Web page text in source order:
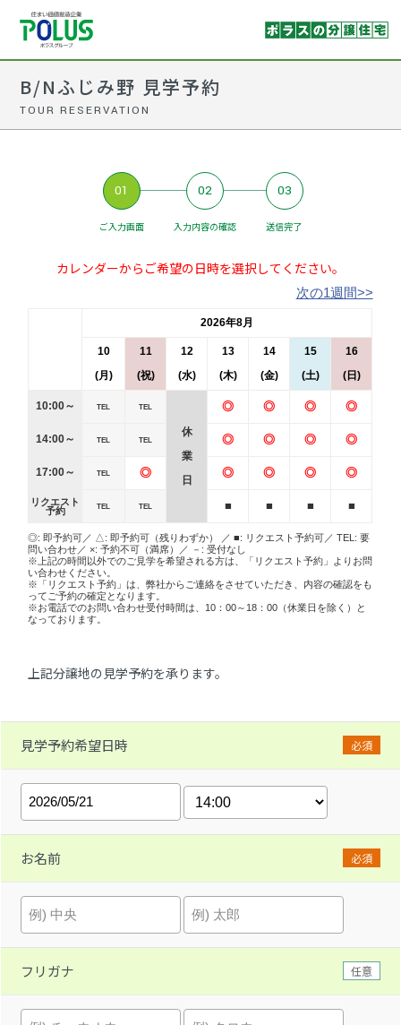
B/Nふじみ野 見学予約
TOUR RESERVATION
01
ご入力画面
02
入力内容の確認
03
送信完了
カレンダーからご希望の日時を選択してください。
次の1週間>>
2026年8月
10
(月)
11
(祝)
12
(水)
13
(木)
14
(金)
15
(土)
16
(日)
10:00～ TEL TEL
休
業
日
◎ ◎ ◎ ◎
14:00～ TEL TEL ◎ ◎ ◎ ◎
17:00～ TEL ◎ ◎ ◎ ◎ ◎
リクエスト
予約
TEL TEL ■ ■ ■ ■
◎: 即予約可／ △: 即予約可（残りわずか） ／ ■: リクエスト予約可／ TEL: 要
問い合わせ／ ×: 予約不可（満席）／ －: 受付なし
※上記の時間以外でのご見学を希望される方は、「リクエスト予約」よりお問
い合わせください。
※「リクエスト予約」は、弊社からご連絡をさせていただき、内容の確認をも
ってご予約の確定となります。
※お電話でのお問い合わせ受付時間は、10：00～18：00（休業日を除く）と
なっております。
上記分譲地の見学予約を承ります。
見学予約希望日時 必須
お名前 必須
フリガナ 任意